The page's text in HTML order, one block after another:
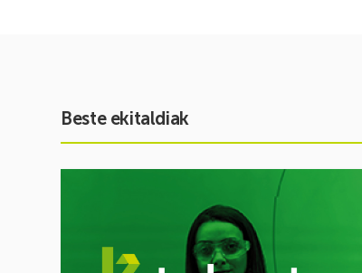
Beste ekitaldiak